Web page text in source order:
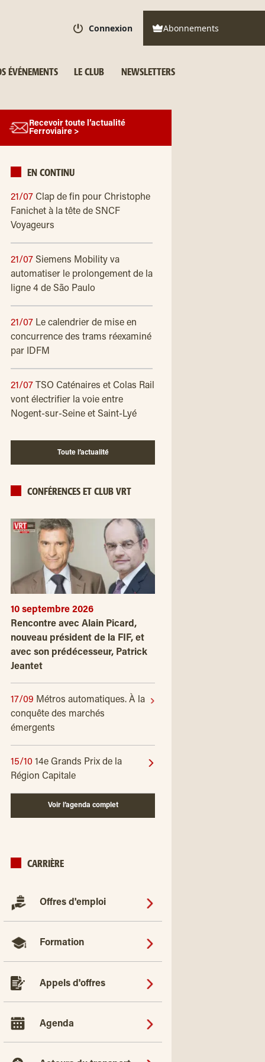
Connexion Abonnements
ÉVÉNEMENTS LE CLUB NEWSLETTERS
Recevoir toute l’actualité
Ferroviaire >
EN CONTINU
21/07 Clap de fin pour Christophe
Fanichet à la tête de SNCF
Voyageurs
21/07 Siemens Mobility va
automatiser le prolongement de la
ligne 4 de São Paulo
21/07 Le calendrier de mise en
concurrence des trams réexaminé
par IDFM
21/07
TSO Caténaires et Colas Rail
vont électrifier la voie entre
Nogent-sur-Seine et Saint-Lyé
Toute l’actualité
CONFÉRENCES ET CLUB VRT
10 septembre 2026
Rencontre avec Alain Picard,
nouveau président de la FIF, et
avec son prédécesseur, Patrick
Jeantet
17/09 Métros automatiques. À la
conquête des marchés
émergents
15/10 14e Grands Prix de la
Région Capitale
Voir l’agenda complet
CARRIÈRE
Offres d'emploi
Formation
Appels d'offres
Agenda